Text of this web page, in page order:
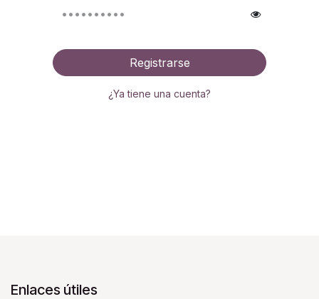
Registrarse
¿Ya tiene una cuenta?
Enlaces útiles